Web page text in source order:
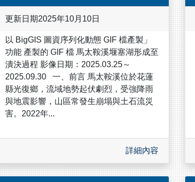
更新日期2025年10月10日
以 BigGIS 圖資序列化動態 GIF 檔產製」
功能 產製的 GIF 檔 馬太鞍溪堰塞湖形成至
潰決過程 影像日期：2025.03.25～
2025.09.30 一、前言 馬太鞍溪位於花蓮
縣光復鄉，流域地勢起伏劇烈，受強降雨
與地震影響，山區常發生崩塌與土石流災
害。2022年...
詳細內容